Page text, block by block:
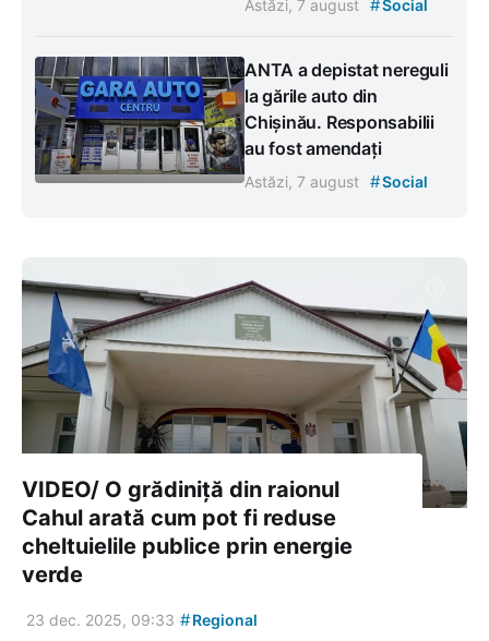
Astăzi, 7 august #Social
ANTA a depistat nereguli
la gările auto din
Chișinău. Responsabilii
au fost amendați
Astăzi, 7 august #Social
VIDEO/ O grădiniță din raionul
Cahul arată cum pot fi reduse
cheltuielile publice prin energie
verde
23 dec. 2025, 09:33 #Regional